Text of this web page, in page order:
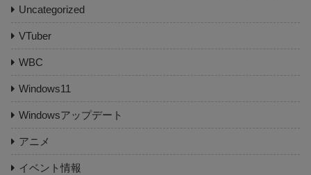
Uncategorized
VTuber
WBC
Windows11
Windowsアップデート
アニメ
イベント情報